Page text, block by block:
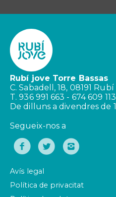
Rubí jove Torre Bassas
C. Sabadell, 18, 08191 Rubí
T. 936 991 663 - 674 609 113
De dilluns a divendres de
Segueix-nos a
Avís legal
Política de privacitat